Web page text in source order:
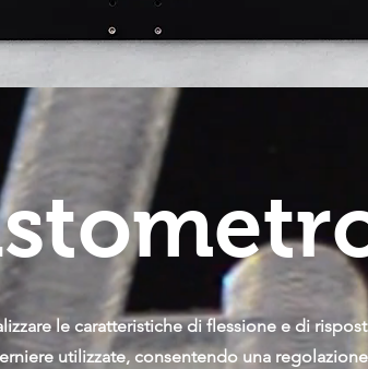
le caratteristiche di flessione e di
utilizzate, consentendo una